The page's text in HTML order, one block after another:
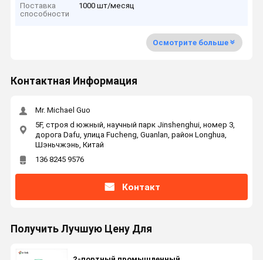
Поставка
способности
1000 шт/месяц
Осмотрите больше
Контактная Информация
Mr. Michael Guo
5F, строя d южный, научный парк Jinshenghui, номер 3,
дорога Dafu, улица Fucheng, Guanlan, район Longhua,
Шэньчжэнь, Китай
136 8245 9576
Контакт
Получить Лучшую Цену Для